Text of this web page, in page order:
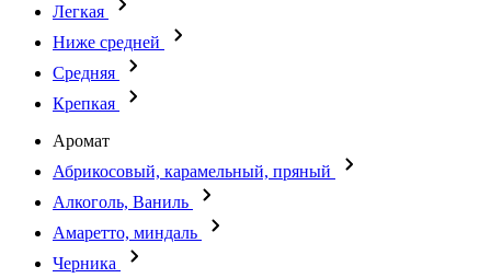
Легкая
Ниже средней
Средняя
Крепкая
Аромат
Абрикосовый, карамельный, пряный
Алкоголь, Ваниль
Амаретто, миндаль
Черника